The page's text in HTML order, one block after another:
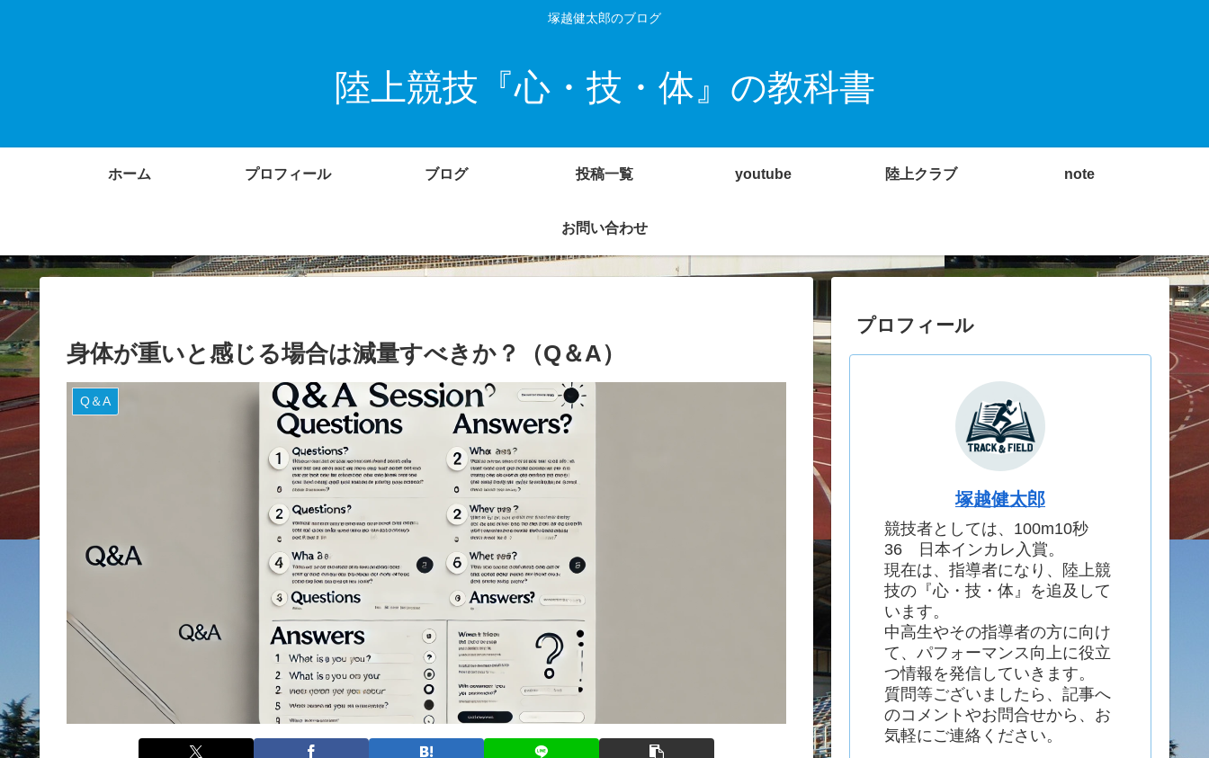
塚越健太郎のブログ
陸上競技『心・技・体』の教科書
ホーム プロフィール ブログ 投稿一覧 youtube 陸上クラブ note
お問い合わせ
身体が重いと感じる場合は減量すべきか？（Q＆A）
Q＆A
プロフィール
塚越健太郎
競技者としては、100m10秒
36 日本インカレ入賞。
現在は、指導者になり、陸上競
技の『心・技・体』を追及して
います。
中高生やその指導者の方に向け
て、パフォーマンス向上に役立
つ情報を発信していきます。
質問等ございましたら、記事へ
のコメントやお問合せから、お
気軽にご連絡ください。